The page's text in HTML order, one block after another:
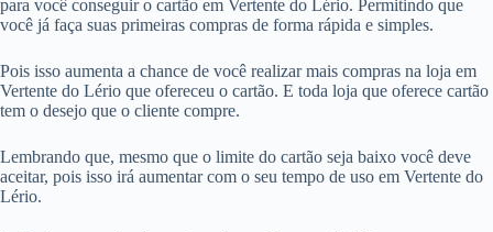
para você conseguir o cartão em Vertente do Lério. Permitindo que
você já faça suas primeiras compras de forma rápida e simples.
Pois isso aumenta a chance de você realizar mais compras na loja em
Vertente do Lério que ofereceu o cartão. E toda loja que oferece cartão
tem o desejo que o cliente compre.
Lembrando que, mesmo que o limite do cartão seja baixo você deve
aceitar, pois isso irá aumentar com o seu tempo de uso em Vertente do
Lério.